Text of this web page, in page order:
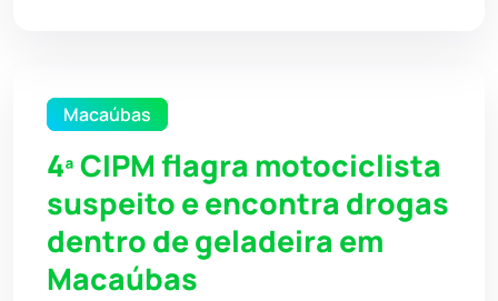
Macaúbas
4ª CIPM flagra motociclista
suspeito e encontra drogas
dentro de geladeira em
Macaúbas